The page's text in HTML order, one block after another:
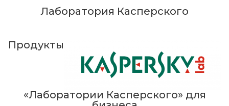
Лаборатория Касперского
Продукты
«Лаборатории Касперского» для